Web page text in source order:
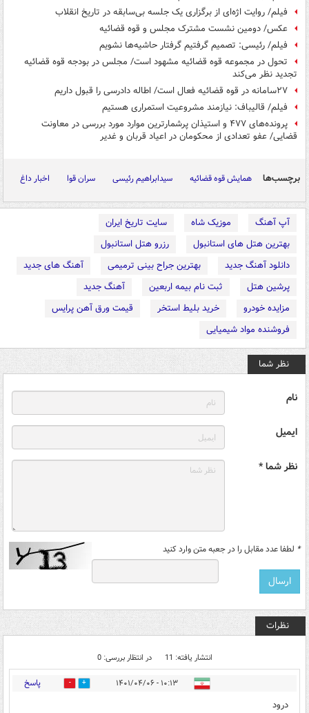
فیلم/ روایت اژه‌ای از برگزاری یک جلسه بی‌سابقه در تاریخ انقلاب
عکس/ دومین نشست مشترک مجلس و قوه قضائیه
فیلم/ رئیسی: تصمیم گرفتیم گرفتار حاشیه‌ها نشویم
تحول در مجموعه قوه قضائیه مشهود است/ مجلس در بودجه قوه قضائیه
تجدید نظر می‌کند
۲۷سامانه در قوه قضائیه فعال است/ اطاله دادرسی را قبول داریم
فیلم/ قالیباف: نیازمند مشروعیت استمراری هستیم
پرونده‌های ۴۷۷ و استیذان پرشمارترین موارد مورد بررسی در معاونت
قضایی/ عفو تعدادی از محکومان در اعیاد قربان و غدیر
برچسب‌ها همایش قوه قضائیه سیدابراهیم رئیسی سران قوا اخبار داغ
آپ آهنگ موزیک شاه
سایت تاریخ ایران
بهترین هتل های استانبول
رزرو هتل استانبول
دانلود آهنگ جدید
بهترین جراح بینی ترمیمی
آهنگ های جدید
پرشین هتل
ثبت نام بیمه اربعین
آهنگ جدید
مزایده خودرو
خرید بلیط استخر
قیمت ورق آهن پرایس
فروشنده مواد شیمیایی
نظر شما
نام
ایمیل
نظر شما *
* لطفا عدد مقابل را در جعبه متن وارد کنید
نظرات
انتشار یافته: 11 در انتظار بررسی: 0
۱۰:۱۳ - ۱۴۰۱/۰۴/۰۶ 0 پاسخ
درود